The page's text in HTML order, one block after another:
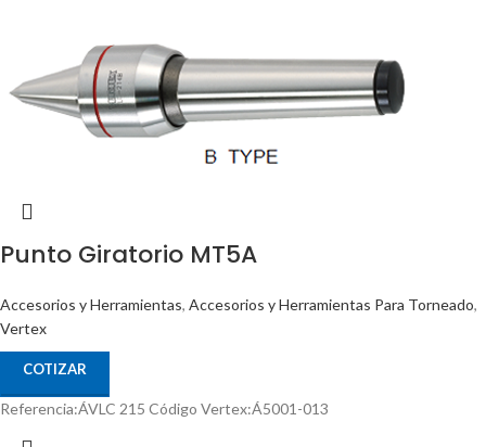
Punto Giratorio MT5A
Accesorios y Herramientas, Accesorios y Herramientas Para Torneado,
Vertex
COTIZAR
Referencia:ÁVLC 215 Código Vertex:Á5001-013